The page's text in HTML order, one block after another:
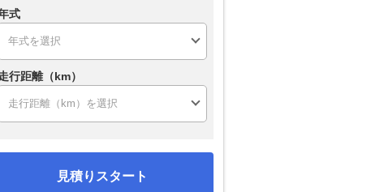
式
行距離（km）
見積りスタート